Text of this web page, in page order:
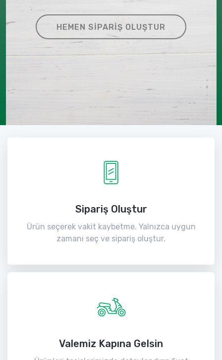
HEMEN SIPARIŞ OLUŞTUR
Sipariş Oluştur
Ürün seçerek vakit kaybetme. Yalnızca uygun
zamanı seç ve sipariş oluştur.
Valemiz Kapına Gelsin